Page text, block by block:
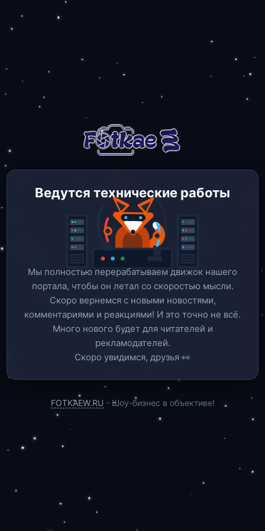
Ведутся технические работы
Мы полностью перерабатываем движок нашего
портала, чтобы он летал со скоростью мысли.
Скоро вернемся c новыми новостями,
комментариями и реакциями! И это точно не всё.
Много нового будет для читателей и
рекламодателей.
Скоро увидимся, друзья 👀
FOTKAEW.RU - Шоу-бизнес в объективе!